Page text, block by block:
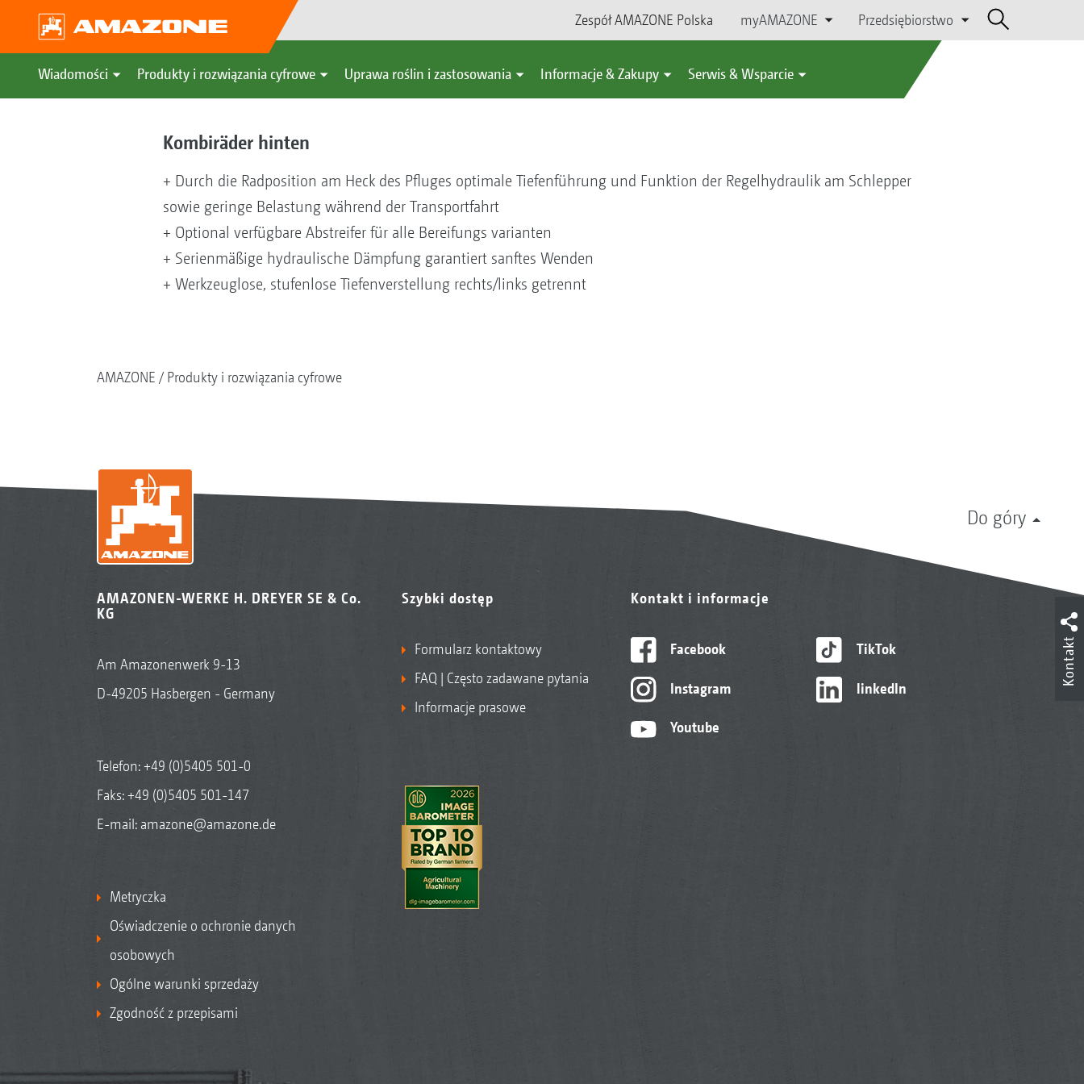
Zespół AMAZONE Polska myAMAZONE Przedsiębiorstwo
Wiadomości Produkty i rozwiązania cyfrowe Uprawa roślin i zastosowania Informacje & Zakupy Serwis & Wsparcie
Kombiräder hinten
+ Durch die Radposition am Heck des Pfluges optimale Tiefenführung und Funktion der Regelhydraulik am Schlepper
sowie geringe Belastung während der Transportfahrt
+ Optional verfügbare Abstreifer für alle Bereifungs varianten
+ Serienmäßige hydraulische Dämpfung garantiert sanftes Wenden
+ Werkzeuglose, stufenlose Tiefenverstellung rechts/links getrennt
AMAZONE Produkty i rozwiązania cyfrowe
Do góry
AMAZONEN-WERKE H. DREYER SE & Co.
KG
Am Amazonenwerk 9-13
D-49205 Hasbergen - Germany
Telefon:+49 (0)5405 501-0
Faks: +49 (0)5405 501-147
E-mail: amazone@amazone.de
Metryczka
Oświadczenie o ochronie danych
osobowych
Ogólne warunki sprzedaży
Zgodność z przepisami
Szybki dostęp
Formularz kontaktowy
FAQ | Często zadawane pytania
Informacje prasowe
Kontakt i informacje
Facebook
Instagram
Youtube
TikTok
linkedIn
Kontakt